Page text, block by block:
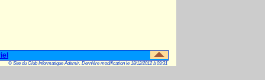
© Site du Club Informatique Ademir. Dernière modification le 18/12/2012 à 09:31